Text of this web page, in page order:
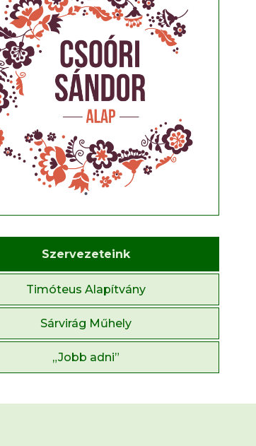
Szervezeteink
Timóteus Alapítvány
Sárvirág Műhely
„Jobb adni”